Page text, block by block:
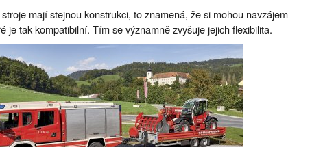
mají stejnou konstrukci, to znamená, že si mohou navzájem
je tak kompatibilní. Tím se významně zvyšuje jejich flexibilita.